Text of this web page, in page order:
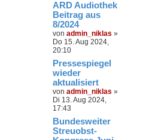
ARD Audiothek
Beitrag aus
8/2024
von admin_niklas »
Do 15. Aug 2024,
20:10
Pressespiegel
wieder
aktualisiert
von admin_niklas »
Di 13. Aug 2024,
17:43
Bundesweiter
Streuobst-